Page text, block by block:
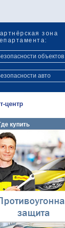
зона
объектов
авто
центр
купить
Противоугонная
защита
⇓